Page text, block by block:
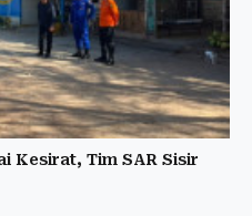
Kesirat, Tim SAR Sisir